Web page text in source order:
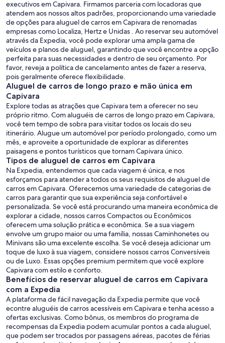
executivos em Capivara. Firmamos parceria com locadoras que
atendem aos nossos altos padrões, proporcionando uma variedade
de opções para aluguel de carros em Capivara de renomadas
empresas como Localiza, Hertz e Unidas . Ao reservar seu automóvel
através da Expedia, você pode explorar uma ampla gama de
veículos e planos de aluguel, garantindo que você encontre a opção
perfeita para suas necessidades e dentro de seu orçamento. Por
favor, reveja a política de cancelamento antes de fazer a reserva,
pois geralmente oferece flexibilidade.
Aluguel de carros de longo prazo e mão única em
Capivara
Explore todas as atrações que Capivara tem a oferecer no seu
próprio ritmo. Com aluguéis de carros de longo prazo em Capivara,
você tem tempo de sobra para visitar todos os locais do seu
itinerário. Alugue um automóvel por período prolongado, como um
mês, e aproveite a oportunidade de explorar as diferentes
paisagens e pontos turísticos que tornam Capivara único.
Tipos de aluguel de carros em Capivara
Na Expedia, entendemos que cada viagem é única, e nos
esforçamos para atender a todos os seus requisitos de aluguel de
carros em Capivara. Oferecemos uma variedade de categorias de
carros para garantir que sua experiência seja confortável e
personalizada. Se você está procurando uma maneira econômica de
explorar a cidade, nossos carros Compactos ou Econômicos
oferecem uma solução prática e econômica. Se a sua viagem
envolve um grupo maior ou uma família, nossas Caminhonetes ou
Minivans são uma excelente escolha. Se você deseja adicionar um
toque de luxo à sua viagem, considere nossos carros Conversíveis
ou de Luxo. Essas opções premium permitem que você explore
Capivara com estilo e conforto.
Benefícios de reservar aluguel de carros em Capivara
com a Expedia
A plataforma de fácil navegação da Expedia permite que você
econtre aluguéis de carros acessíveis em Capivara e tenha acesso a
ofertas exclusivas. Como bônus, os membros do programa de
recompensas da Expedia podem acumular pontos a cada aluguel,
que podem ser trocados por passagens aéreas, pacotes de férias